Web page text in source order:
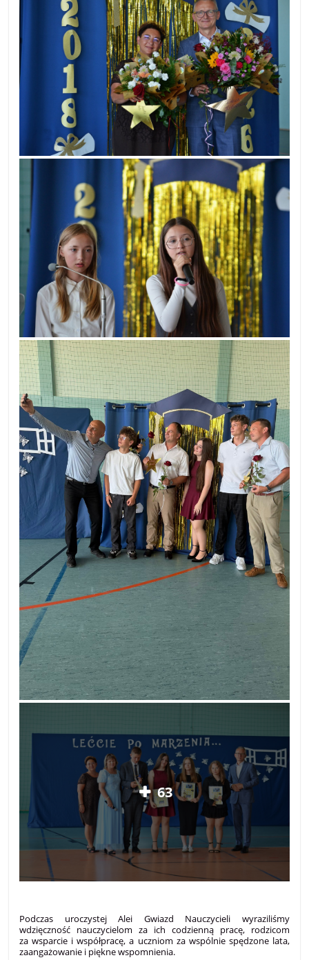
63
Podczas uroczystej Alei Gwiazd Nauczycieli wyraziliśmy
wdzięczność nauczycielom za ich codzienną pracę, rodzicom
za wsparcie i współpracę, a uczniom za wspólnie spędzone lata,
zaangażowanie i piękne wspomnienia.